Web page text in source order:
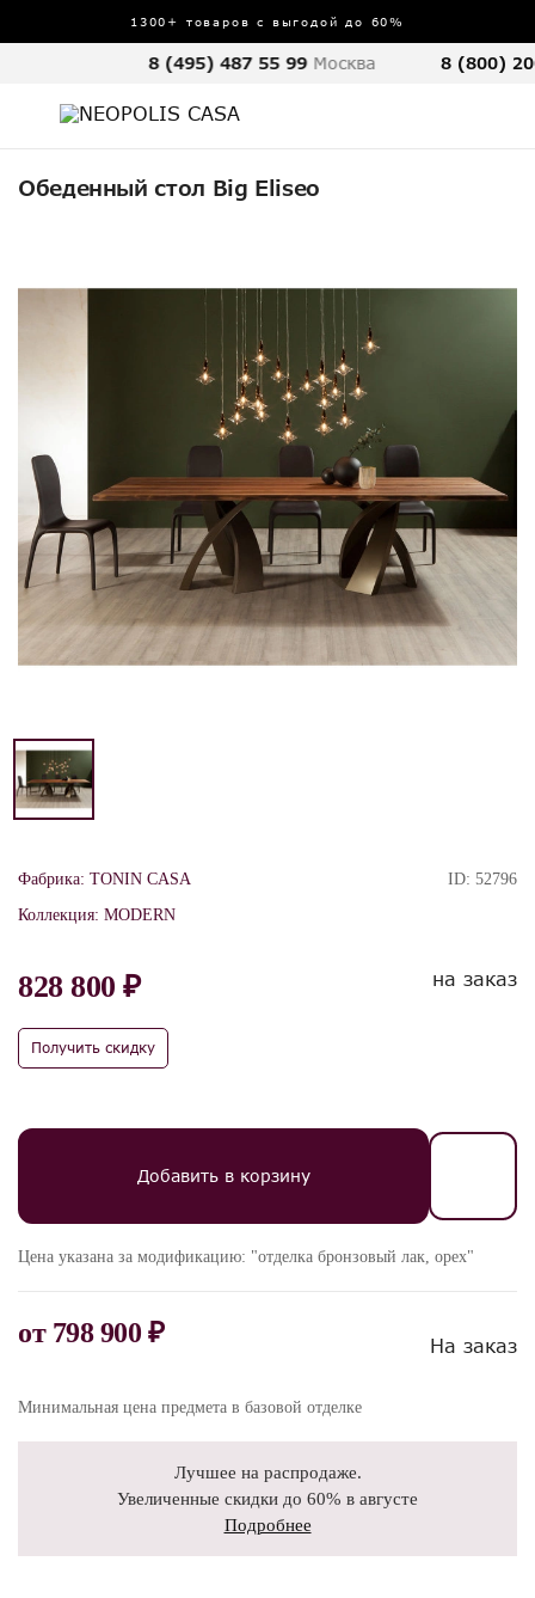
1300+ товаров с выгодой до 60%
8 (495) 487 55 99 Москва 8 (800)
Обеденный стол Big Eliseo
Фабрика: TONIN CASA
Коллекция: MODERN
ID: 52796
828 800 ₽
Получить скидку
на заказ
Добавить в корзину
Цена указана за модификацию: "отделка бронзовый лак, орех"
от 798 900 ₽ На заказ
Минимальная цена предмета в базовой отделке
Лучшее на распродаже.
Увеличенные скидки до 60% в августе
Подробнее